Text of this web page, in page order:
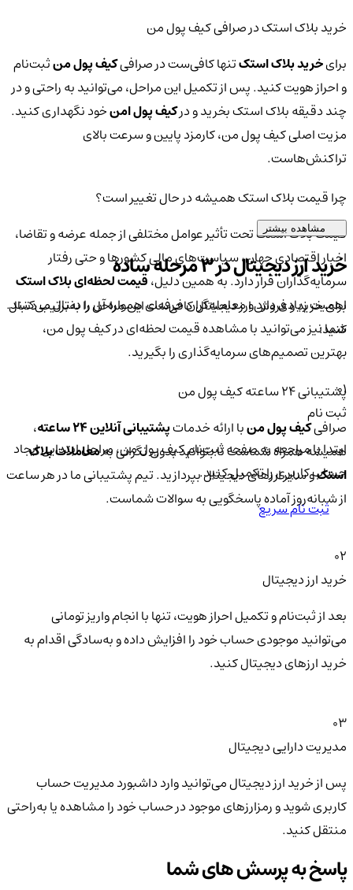
خرید بلاک استک در صرافی کیف پول من
برایخرید بلاک استکتنها کافی‌ست در صرافیکیف پول منثبت‌نام
و احراز هویت کنید. پس از تکمیل این مراحل، می‌توانید به راحتی و در
چند دقیقه بلاک استک بخرید و درکیف پول امنخود نگهداری کنید.
مزیت اصلی کیف پول من، کارمزد پایین و سرعت بالای
تراکنش‌هاست.
چرا قیمت بلاک استک همیشه در حال تغییر است؟
قیمت بلاک استک تحت تأثیر عوامل مختلفی از جمله عرضه و تقاضا،
اخبار اقتصادی جهان، سیاست‌های مالی کشورها و حتی رفتار
سرمایه‌گذاران قرار دارد. به همین دلیل،قیمت لحظه‌ای بلاک استک
اهمیت زیادی دارد و معامله‌گران حرفه‌ای همواره آن را دنبال می‌کنند.
شما نیز می‌توانید با مشاهده قیمت لحظه‌ای در کیف پول من،
بهترین تصمیم‌های سرمایه‌گذاری را بگیرید.
پشتیبانی ۲۴ ساعته کیف پول من
صرافیکیف پول منبا ارائه خدماتپشتیبانی آنلاین ۲۴ ساعته
،
همیشه همراه شماست تا بتوانید بدون نگرانی بهمعاملات بلاک
استکو سایر ارزهای دیجیتال بپردازید. تیم پشتیبانی ما در هر ساعت
از شبانه‌روز آماده پاسخگویی به سوالات شماست.
مشاهده بیشتر
خرید ارز دیجیتال در 3 مرحله ساده
برای خرید و فروش ارز دیجیتال کافی‌ست این مراحل را به‌ترتیب دنبال
کنید:
01
ثبت نام
ابتدا با مراجعه به صفحه ثبت‌نام کیف‌ پول من، مراحل ابتدایی ایجاد
حساب کاربری را تکمیل کنید.
ثبت نام سریع
02
خرید ارز دیجیتال
بعد از ثبت‌نام و تکمیل احراز هویت، تنها با انجام واریز تومانی
می‌توانید موجودی حساب خود را افزایش داده و به‌سادگی اقدام به
خرید ارزهای دیجیتال کنید.
03
مدیریت دارایی دیجیتال
پس از خرید ارز دیجیتال می‌توانید وارد داشبورد مدیریت حساب
کاربری شوید و رمزارزهای موجود در حساب خود را مشاهده یا به‌راحتی
منتقل کنید.
پاسخ به پرسش های شما